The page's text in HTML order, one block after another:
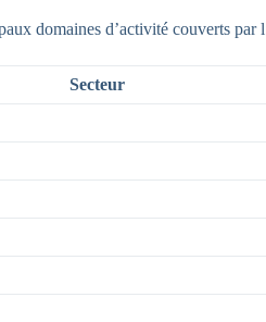
domaines d’activité couverts par
Secteur